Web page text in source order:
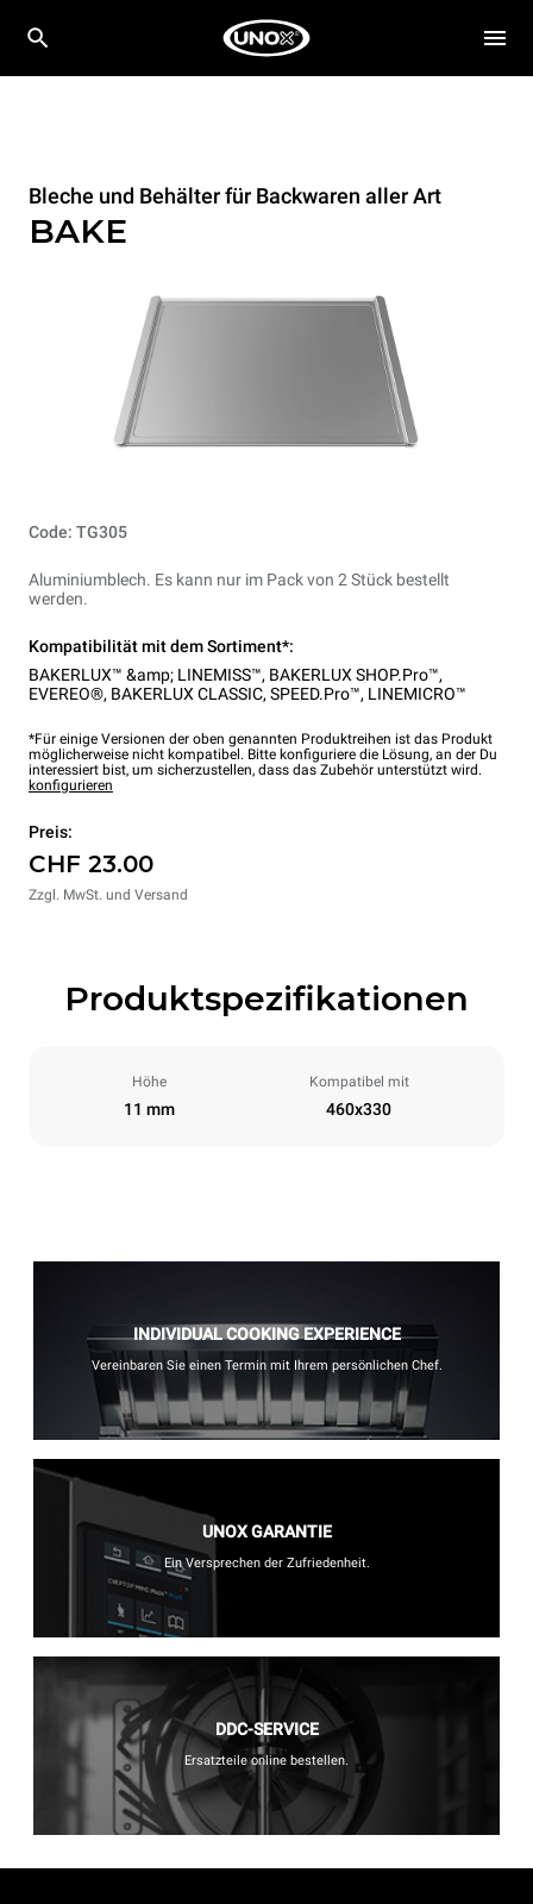
Bleche und Behälter für Backwaren aller Art
BAKE
Code: TG305
Aluminiumblech. Es kann nur im Pack von 2 Stück bestellt
werden.
Kompatibilität mit dem Sortiment*:
BAKERLUX™ &amp; LINEMISS™, BAKERLUX SHOP.Pro™,
EVEREO®, BAKERLUX CLASSIC, SPEED.Pro™, LINEMICRO™
*Für einige Versionen der oben genannten Produktreihen ist das Produkt
möglicherweise nicht kompatibel. Bitte konfiguriere die Lösung, an der Du
interessiert bist, um sicherzustellen, dass das Zubehör unterstützt wird.
konfigurieren
Preis:
CHF 23.00
Zzgl. MwSt. und Versand
Produktspezifikationen
Höhe
11 mm
Kompatibel mit
460x330
INDIVIDUAL COOKING EXPERIENCE
Vereinbaren Sie einen Termin mit Ihrem persönlichen Chef.
UNOX GARANTIE
Ein Versprechen der Zufriedenheit.
DDC-SERVICE
Ersatzteile online bestellen.